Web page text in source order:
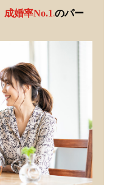
成婚率No.1 ※のパー